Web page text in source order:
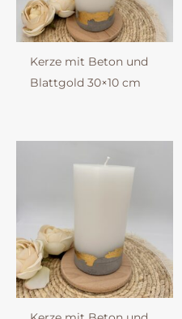
Kerze mit Beton und
Blattgold 30×10 cm